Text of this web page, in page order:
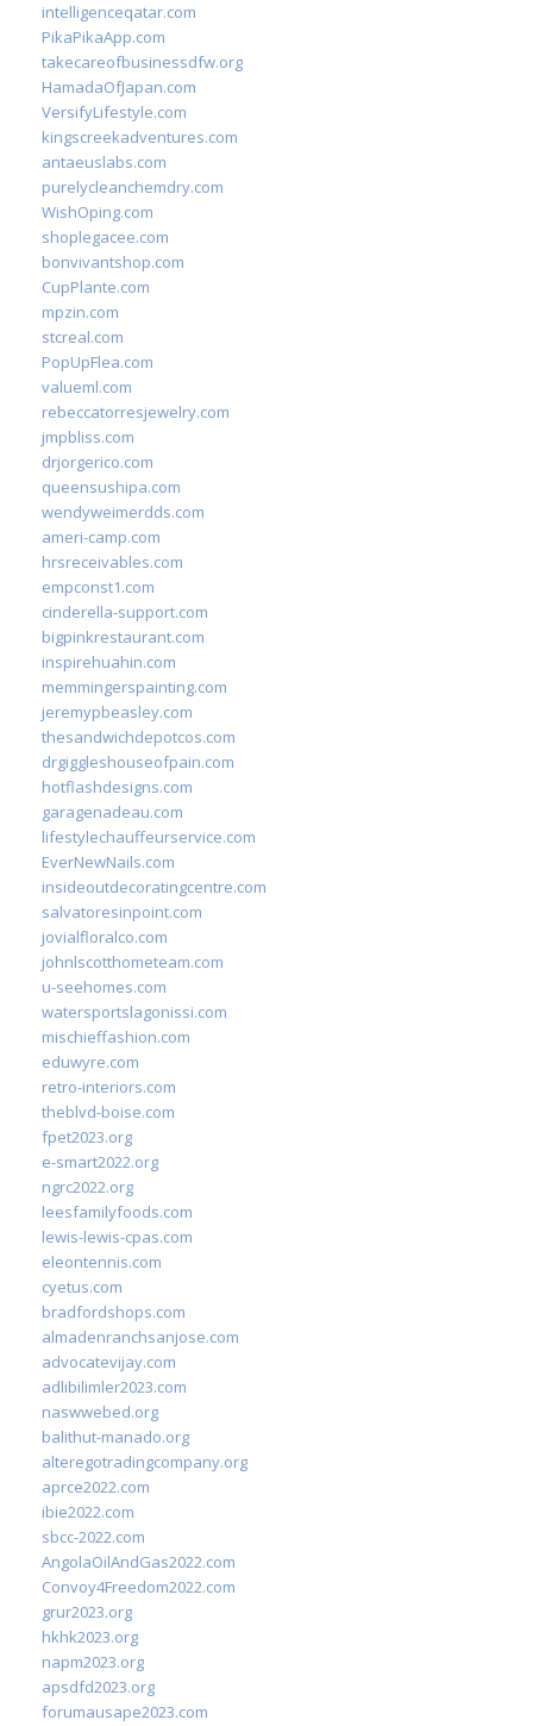
intelligenceqatar.com
PikaPikaApp.com
takecareofbusinessdfw.org
HamadaOfJapan.com
VersifyLifestyle.com
kingscreekadventures.com
antaeuslabs.com
purelycleanchemdry.com
WishOping.com
shoplegacee.com
bonvivantshop.com
CupPlante.com
mpzin.com
stcreal.com
PopUpFlea.com
valueml.com
rebeccatorresjewelry.com
jmpbliss.com
drjorgerico.com
queensushipa.com
wendyweimerdds.com
ameri-camp.com
hrsreceivables.com
empconst1.com
cinderella-support.com
bigpinkrestaurant.com
inspirehuahin.com
memmingerspainting.com
jeremypbeasley.com
thesandwichdepotcos.com
drgiggleshouseofpain.com
hotflashdesigns.com
garagenadeau.com
lifestylechauffeurservice.com
EverNewNails.com
insideoutdecoratingcentre.com
salvatoresinpoint.com
jovialfloralco.com
johnlscotthometeam.com
u-seehomes.com
watersportslagonissi.com
mischieffashion.com
eduwyre.com
retro-interiors.com
theblvd-boise.com
fpet2023.org
e-smart2022.org
ngrc2022.org
leesfamilyfoods.com
lewis-lewis-cpas.com
eleontennis.com
cyetus.com
bradfordshops.com
almadenranchsanjose.com
advocatevijay.com
adlibilimler2023.com
naswwebed.org
balithut-manado.org
alteregotradingcompany.org
aprce2022.com
ibie2022.com
sbcc-2022.com
AngolaOilAndGas2022.com
Convoy4Freedom2022.com
grur2023.org
hkhk2023.org
napm2023.org
apsdfd2023.org
forumausape2023.com